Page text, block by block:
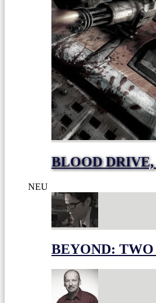
BLOOD DRIVE,
NEU
BEYOND: